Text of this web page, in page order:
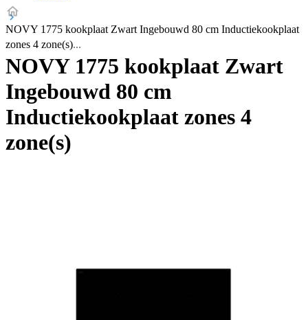
NOVY 1775 kookplaat Zwart Ingebouwd 80 cm Inductiekookplaat
zones 4 zone(s)
NOVY 1775 kookplaat Zwart
Ingebouwd 80 cm
Inductiekookplaat zones 4
zone(s)